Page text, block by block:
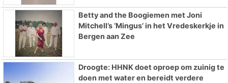
Betty and the Boogiemen met Joni
Mitchell’s ‘Mingus’ in het Vredeskerkje in
Bergen aan Zee
Droogte: HHNK doet oproep om zuinig te
doen met water en bereidt verdere